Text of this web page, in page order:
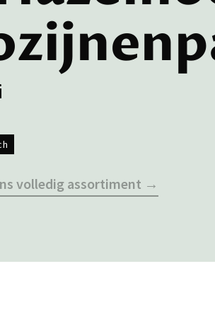
volledig assortiment →